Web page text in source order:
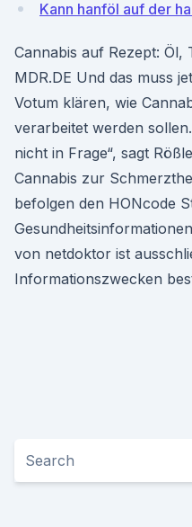
Kann hanföl auf der
Cannabis auf Rezept: Öl,
MDR.DE Und das muss
Votum klären, wie
verarbeitet werden
nicht in Frage“, sagt
Cannabis zur
befolgen den HON­code
von netdoktor ist
Informationszwecken